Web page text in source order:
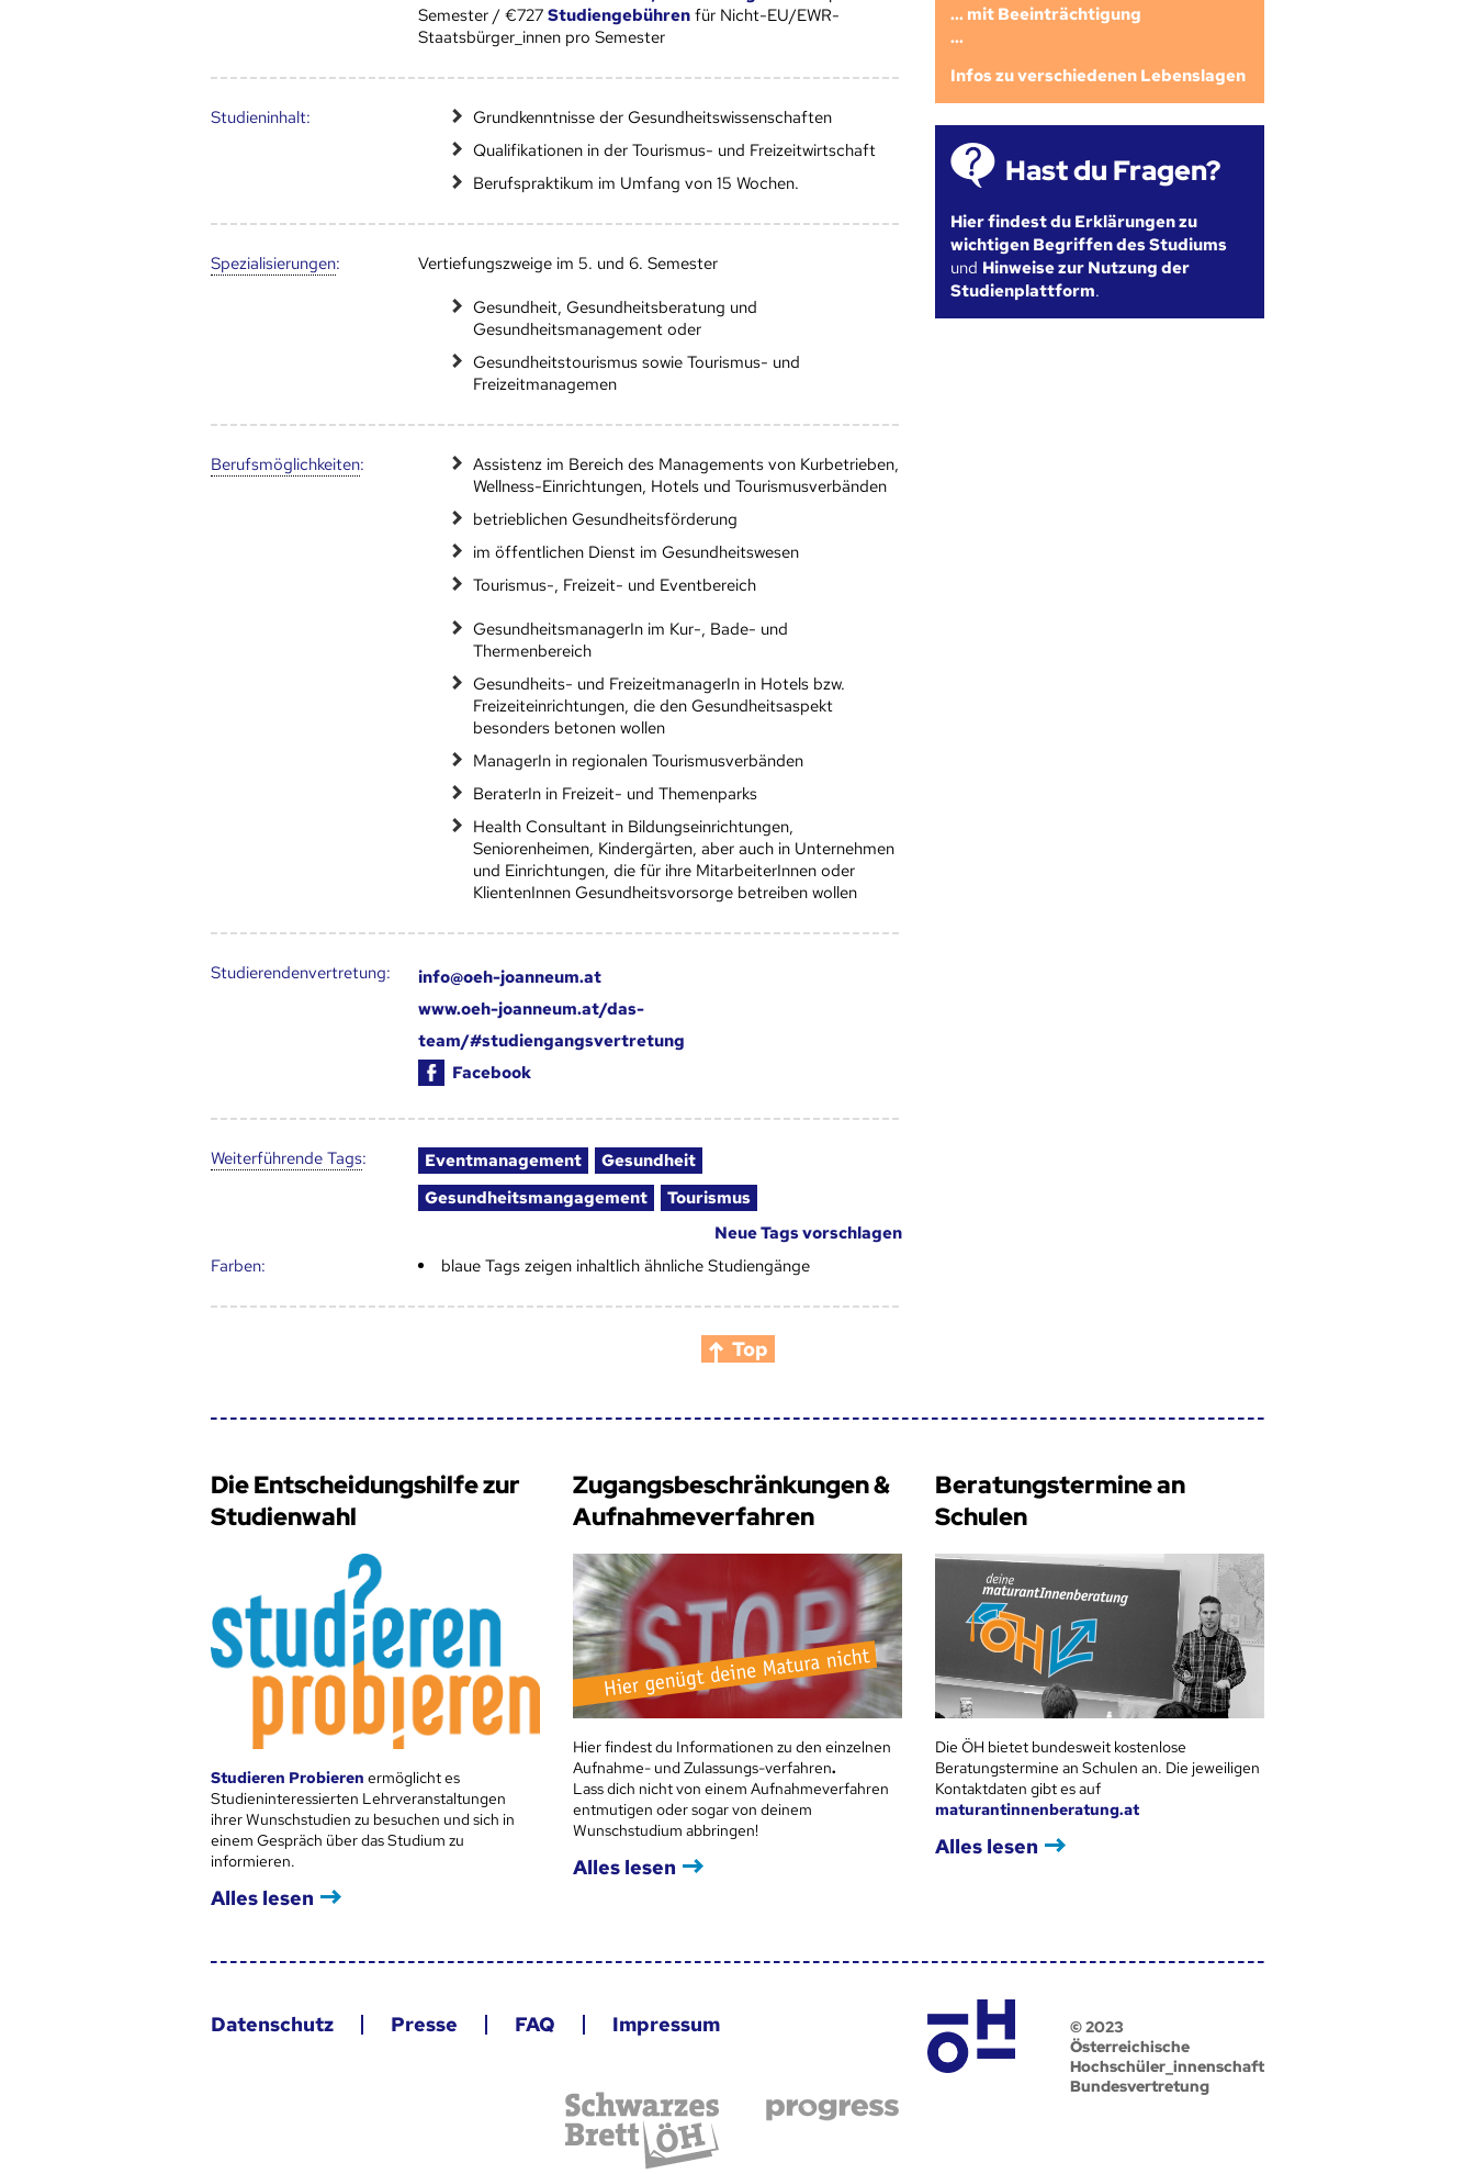
Semester / €727 Studiengebührenfür Nicht-EU/EWR-
Staatsbürger_innen pro Semester
Studien­inhalt:
Grundkenntnisse der Gesundheitswissenschaften
Qualifikationen in der Tourismus- und Freizeitwirtschaft
Berufspraktikum im Umfang von 15 Wochen.
Speziali­sierungen:
Vertiefungszweige im 5. und 6. Semester
Gesundheit, Gesundheitsberatung und
Gesundheitsmanagement oder
Gesundheitstourismus sowie Tourismus- und
Freizeitmanagemen
Berufs­möglich­keiten:
Assistenz im Bereich des Managements von Kurbetrieben,
Wellness-Einrichtungen, Hotels und Tourismusverbänden
betrieblichen Gesundheitsförderung
im öffentlichen Dienst im Gesundheitswesen
Tourismus-, Freizeit- und Eventbereich
GesundheitsmanagerIn im Kur-, Bade- und
Thermenbereich
Gesundheits- und FreizeitmanagerIn in Hotels bzw.
Freizeiteinrichtungen, die den Gesundheitsaspekt
besonders betonen wollen
ManagerIn in regionalen Tourismusverbänden
BeraterIn in Freizeit- und Themenparks
Health Consultant in Bildungseinrichtungen,
Seniorenheimen, Kindergärten, aber auch in Unternehmen
und Einrichtungen, die für ihre MitarbeiterInnen oder
KlientenInnen Gesundheitsvorsorge betreiben wollen
Studierendenvertretung:
info@oeh-joanneum.at
www.oeh-joanneum.at/das-
team/#studiengangsvertretung
Facebook
Weiter­führende Tags: Eventmanagement
Gesundheit
Gesundheitsmangagement
Tourismus
Neue Tags vorschlagen
Farben:
blaue Tags zeigen inhaltlich ähnliche Studiengänge
... mit Beeinträchtigung
...
Infos zu verschiedenen Lebenslagen
Hast du Fragen?
Hier findest du Erklärungen zu
wichtigen Begriffen des Studiums
und Hinweise zur Nutzung der
Studienplattform.
Top
Die Entscheidungshilfe zur
Studienwahl
Studieren Probieren ermöglicht es
Studieninteressierten Lehrveranstaltungen
ihrer Wunschstudien zu besuchen und sich in
einem Gespräch über das Studium zu
informieren.
Alles lesen
Zugangsbeschränkungen &
Aufnahmeverfahren
Hier findest du Informationen zu den einzelnen
Aufnahme- und Zulassungs-verfahren.
Lass dich nicht von einem Aufnahmeverfahren
entmutigen oder sogar von deinem
Wunschstudium abbringen!
Alles lesen
Beratungstermine an
Schulen
Die ÖH bietet bundesweit kostenlose
Beratungstermine an Schulen an. Die jeweiligen
Kontaktdaten gibt es auf
maturantinnenberatung.at
Alles lesen
Datenschutz Presse FAQ Impressum
© 2023
Österreichische
Hochschüler_innenschaft
Bundesvertretung